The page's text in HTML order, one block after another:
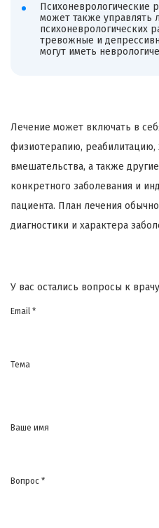
Психоневрологические
может также управлять
психоневрологических
тревожные и
могут иметь
Лечение может включать в
физиотерапию, реабилитацию,
вмешательства, а также
конкретного заболевания и
пациента. План лечения
диагностики и характера
У вас остались вопросы к
Email *
Тема
Ваше имя
Вопрос *